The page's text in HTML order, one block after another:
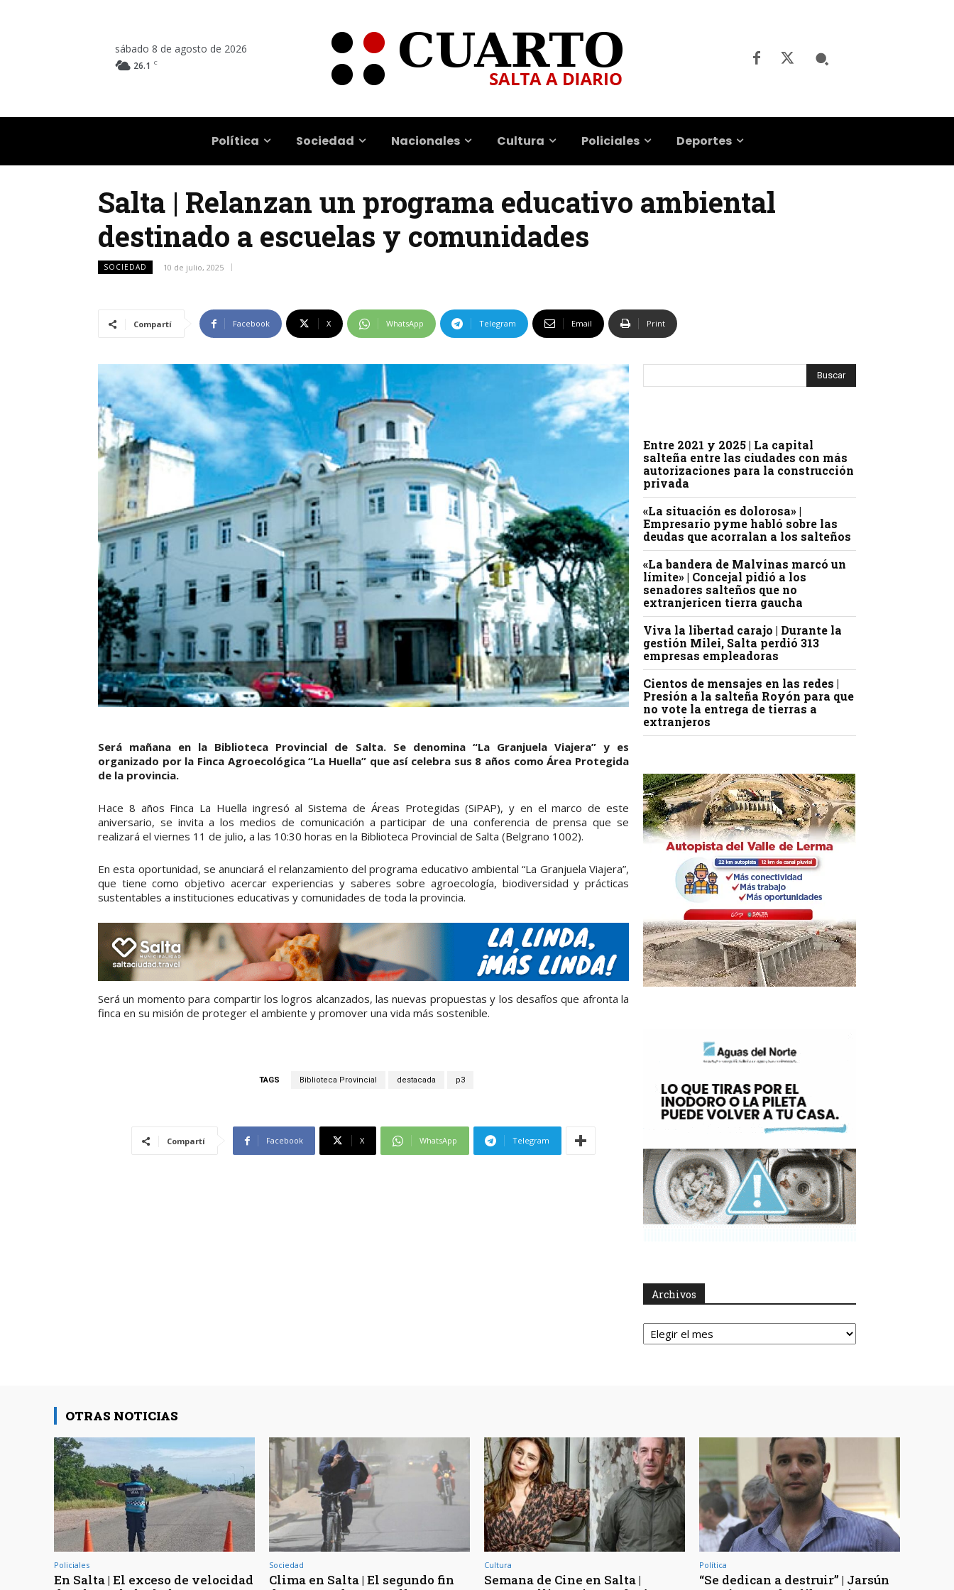
sábado 8 de agosto de 2026
26.1 C
Política Sociedad Nacionales Cultura Policiales Deportes
Salta | Relanzan un programa educativo ambiental
destinado a escuelas y comunidades
SOCIEDAD 10 de julio, 2025
Compartí Facebook X WhatsApp Telegram Email Print
Será mañana en la Biblioteca Provincial de Salta. Se denomina “La Granjuela Viajera” y es
organizado por la Finca Agroecológica “La Huella” que así celebra sus 8 años como Área Protegida
de la provincia.
Hace 8 años Finca La Huella ingresó al Sistema de Áreas Protegidas (SiPAP), y en el marco de este
aniversario, se invita a los medios de comunicación a participar de una conferencia de prensa que se
realizará el viernes 11 de julio, a las 10:30 horas en la Biblioteca Provincial de Salta (Belgrano 1002).
En esta oportunidad, se anunciará el relanzamiento del programa educativo ambiental “La Granjuela Viajera”,
que tiene como objetivo acercar experiencias y saberes sobre agroecología, biodiversidad y prácticas
sustentables a instituciones educativas y comunidades de toda la provincia.
Será un momento para compartir los logros alcanzados, las nuevas propuestas y los desafíos que afronta la
finca en su misión de proteger el ambiente y promover una vida más sostenible.
TAGS Biblioteca Provincial destacada p3
Compartí Facebook X WhatsApp Telegram
Entre 2021 y 2025 | La capital
salteña entre las ciudades con más
autorizaciones para la construcción
privada
«La situación es dolorosa» |
Empresario pyme habló sobre las
deudas que acorralan a los salteños
«La bandera de Malvinas marcó un
límite» | Concejal pidió a los
senadores salteños que no
extranjericen tierra gaucha
Viva la libertad carajo | Durante la
gestión Milei, Salta perdió 313
empresas empleadoras
Cientos de mensajes en las redes |
Presión a la salteña Royón para que
no vote la entrega de tierras a
extranjeros
Archivos
Archivos
OTRAS NOTICIAS
Policiales
En Salta | El exceso de velocidad
Sociedad
Clima en Salta | El segundo fin
Cultura
Semana de Cine en Salta |
Política
“Se dedican a destruir” | Jarsún